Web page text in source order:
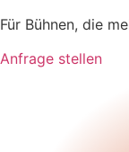
Für Bühnen, die
Anfrage stellen